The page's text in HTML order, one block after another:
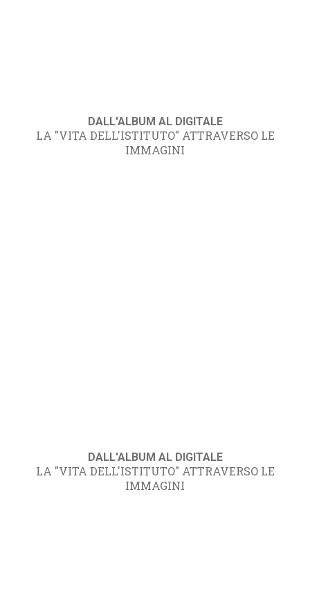
DALL'ALBUM AL DIGITALE
LA "VITA DELL'ISTITUTO" ATTRAVERSO LE
IMMAGINI
DALL'ALBUM AL DIGITALE
LA "VITA DELL'ISTITUTO" ATTRAVERSO LE
IMMAGINI